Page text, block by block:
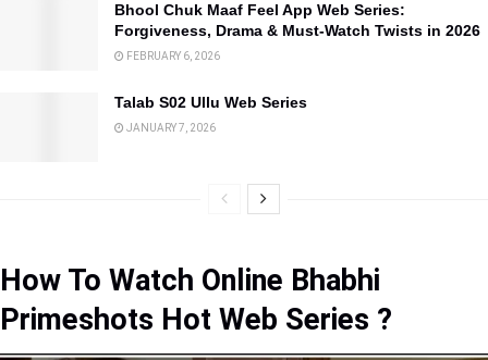
Bhool Chuk Maaf Feel App Web Series:
Forgiveness, Drama & Must-Watch Twists in 2026
FEBRUARY 6, 2026
Talab S02 Ullu Web Series
JANUARY 7, 2026
How To Watch Online Bhabhi
Primeshots Hot Web Series ?